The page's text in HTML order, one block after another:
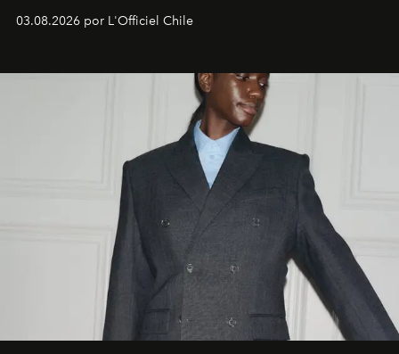
03.08.2026 por L'Officiel Chile